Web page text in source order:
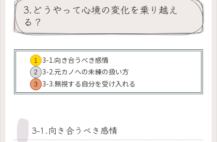
3.どうやって心境の変化を乗り越え
る？
3-1.向き合うべき感情
3-2.元カノへの未練の扱い方
3-3.無視する自分を受け入れる
3-1.向き合うべき感情